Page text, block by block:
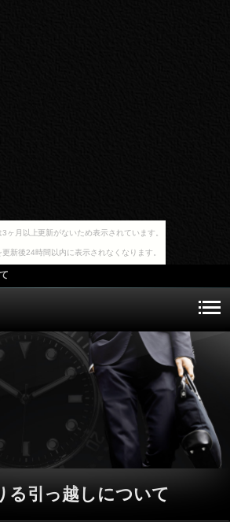
ヶ月以上更新がないため表示されています。
新後24時間以内に表示されなくなります。
る引っ越しについて